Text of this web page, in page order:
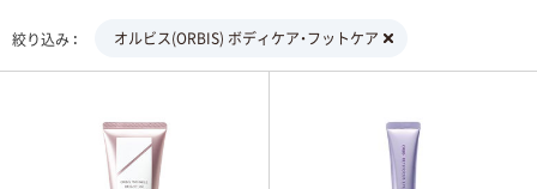
絞り込み オルビス(ORBIS) ボディケア・フットケア